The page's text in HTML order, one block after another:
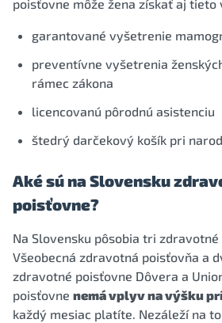
poisťovne môže žena získať aj tieto
garantované vyšetrenie
preventívne vyšetrenia
rámec zákona
licencovanú pôrodnú asistenciu
štedrý darčekový košík pri
Aké sú na Slovensku
poisťovne?
Na Slovensku pôsobia tri
Všeobecná zdravotná poisťovňa a
zdravotné poisťovne Dôvera a
poisťovne nemá vplyv na výšku
každý mesiac platíte. Nezáleží na